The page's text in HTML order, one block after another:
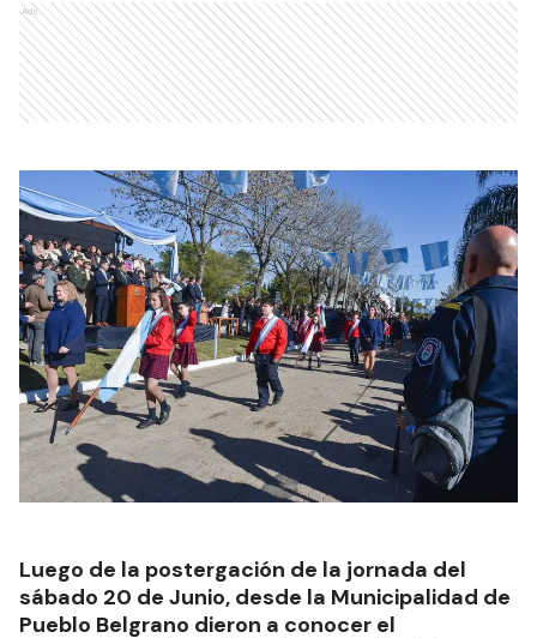
Ads
Luego de la postergación de la jornada del
sábado 20 de Junio, desde la Municipalidad de
Pueblo Belgrano dieron a conocer el